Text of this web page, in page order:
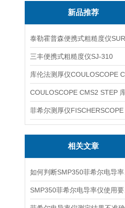
新品推荐
三丰便携式粗糙度仪SJ-310
相关文章